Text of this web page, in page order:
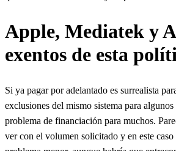
Apple, Mediatek y
exentos de esta
Si ya pagar por adelantado es surrealista
exclusiones del mismo sistema para
problema de financiación para muchos.
ver con el volumen solicitado y en este